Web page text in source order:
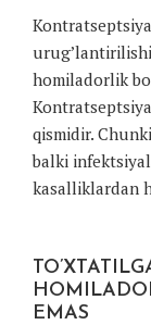
homiladorlik
qismidir.
balki
kasalliklardan
EMAS